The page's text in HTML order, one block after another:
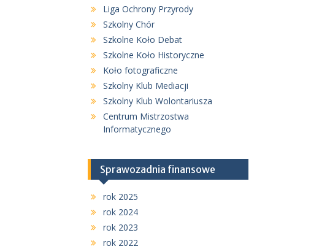
Liga Ochrony Przyrody
Szkolny Chór
Szkolne Koło Debat
Szkolne Koło Historyczne
Koło fotograficzne
Szkolny Klub Mediacji
Szkolny Klub Wolontariusza
Centrum Mistrzostwa
Informatycznego
Sprawozadnia finansowe
rok 2025
rok 2024
rok 2023
rok 2022